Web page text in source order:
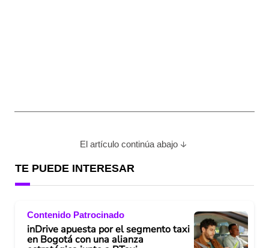
El artículo continúa abajo
TE PUEDE INTERESAR
Contenido Patrocinado
inDrive apuesta por el segmento taxi
en Bogotá con una alianza